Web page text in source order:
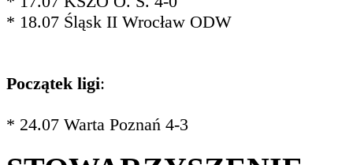
* 18.07 Śląsk II Wrocław ODW
Początek ligi:
* 24.07 Warta Poznań 4-3